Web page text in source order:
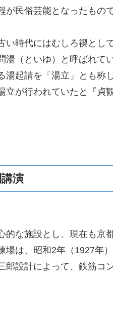
民俗芸能となったもので
い時代にはむしろ禊とし
（といゆ）と呼ばれて
起請を「湯立」とも称し
が行われていたと『貞
演
的な施設とし、現在も京
場は、昭和2年（1927年
設計によって、鉄筋コ